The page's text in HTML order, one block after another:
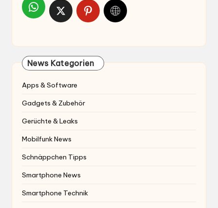
News Kategorien
Apps & Software
Gadgets & Zubehör
Gerüchte & Leaks
Mobilfunk News
Schnäppchen Tipps
Smartphone News
Smartphone Technik